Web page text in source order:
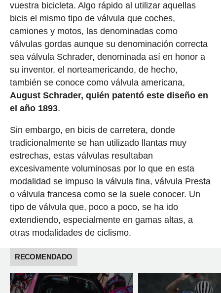
vuestra bicicleta. Algo rápido al utilizar aquellas
bicis el mismo tipo de válvula que coches,
camiones y motos, las denominadas como
válvulas gordas aunque su denominación correcta
sea válvula Schrader, denominada así en honor a
su inventor, el norteamericando, de hecho,
también se conoce como válvula americana,
August Schrader, quién patentó este diseño en
el año 1893.
Sin embargo, en bicis de carretera, donde
tradicionalmente se han utilizado llantas muy
estrechas, estas válvulas resultaban
excesivamente voluminosas por lo que en esta
modalidad se impuso la válvula fina, válvula Presta
o válvula francesa como se la suele conocer. Un
tipo de válvula que, poco a poco, se ha ido
extendiendo, especialmente en gamas altas, a
otras modalidades de ciclismo.
RECOMENDADO